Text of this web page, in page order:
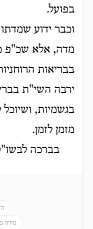
בפועל.
וכבר ידוע
מדה, אלא שכ"פ
בבריאות
ירבה השי"ת
בגשמיות,
מזמן לזמן.
בברכה
מידה